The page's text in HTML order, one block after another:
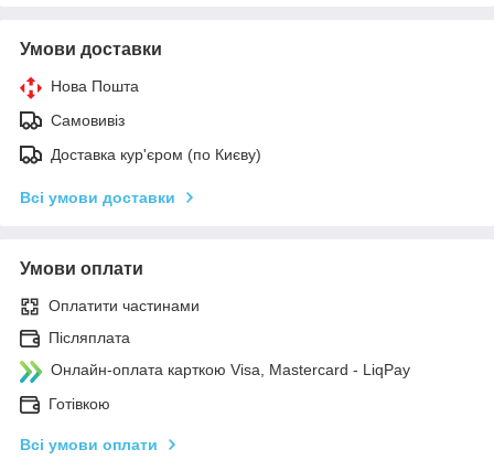
Умови доставки
Нова Пошта
Самовивіз
Доставка кур'єром (по Києву)
Всі умови доставки
Умови оплати
Оплатити частинами
Післяплата
Онлайн-оплата карткою Visa, Mastercard - LiqPay
Готівкою
Всі умови оплати